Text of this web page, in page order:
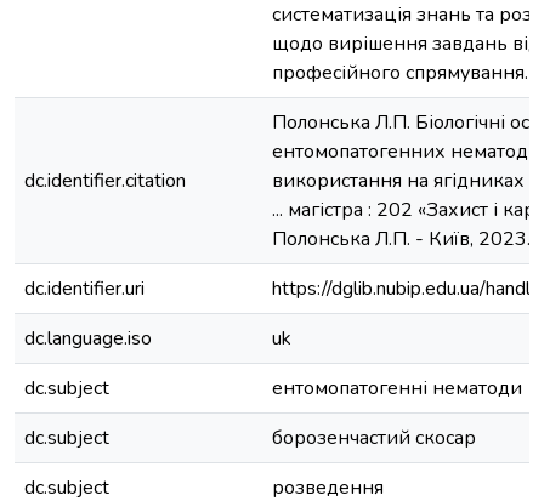
систематизація знань та
щодо вирішення завдань
професійного спрямування.
dc.identifier.citation
Полонська Л.П. Біологічні
ентомопатогенних нематод
використання на ягідниках
... магістра : 202 «Захист і
Полонська Л.П. - Київ, 2023.
dc.identifier.uri
https://dglib.nubip.edu.ua/
dc.language.iso
uk
dc.subject
ентомопатогенні нематоди
dc.subject
борозенчастий скосар
dc.subject
розведення